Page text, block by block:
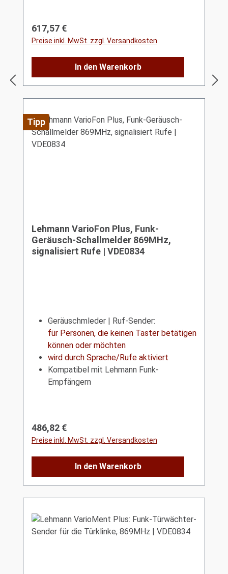
Regulärer Preis:
617,57 €
Preise inkl. MwSt. zzgl. Versandkosten
In den Warenkorb
Tipp
Lehmann VarioFon Plus, Funk-
Geräusch-Schallmelder 869MHz,
signalisiert Rufe | VDE0834
Geräuschmleder | Ruf-Sender:
für Personen, die keinen Taster betätigen
können oder möchten
wird durch Sprache/Rufe aktiviert
Kompatibel mit Lehmann Funk-
Empfängern
Regulärer Preis:
486,82 €
Preise inkl. MwSt. zzgl. Versandkosten
In den Warenkorb